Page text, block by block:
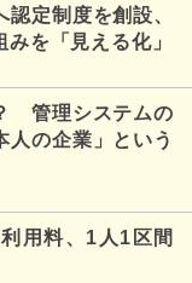
定制度を創設、
を「見える化」
管理システムの
人の企業」という
用料、1人1区間